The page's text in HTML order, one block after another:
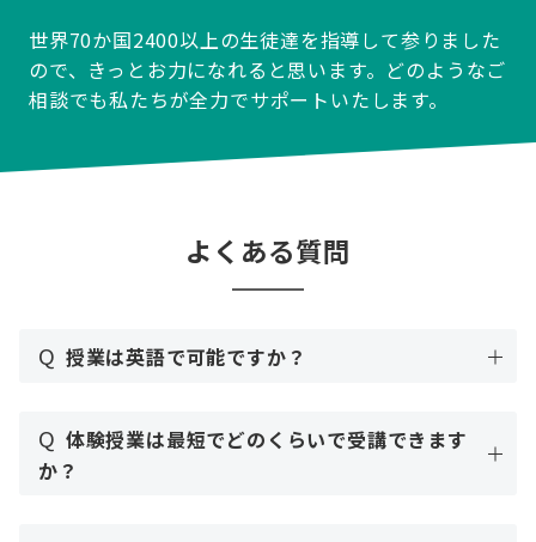
世界70か国2400以上の生徒達を指導して参りました
ので、きっとお力になれると思います。どのようなご
相談でも私たちが全力でサポートいたします。
よくある質問
Q 授業は英語で可能ですか？
Q 体験授業は最短でどのくらいで受講できます
か？